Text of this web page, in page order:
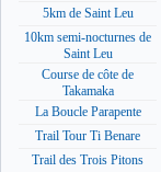
5km de Saint Leu
10km semi-nocturnes de
Saint Leu
Course de côte de
Takamaka
La Boucle Parapente
Trail Tour Ti Benare
Trail des Trois Pitons